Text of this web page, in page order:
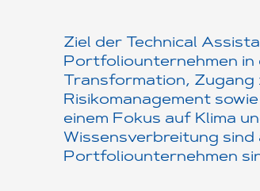
Ziel der Technical
Portfoliounternehmen in
Transformation,
Risikomanagement
einem Fokus auf Klima
Wissensverbreitung
Portfoliounternehmen